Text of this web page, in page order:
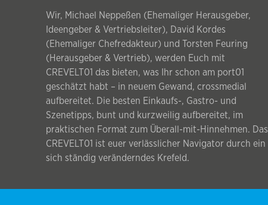
Wir, Michael Neppeßen (Ehemaliger Herausgeber,
Ideengeber & Vertriebsleiter), David Kordes
(Ehemaliger Chefredakteur) und Torsten Feuring
(Herausgeber & Vertrieb), werden Euch mit
CREVELT01 das bieten, was Ihr schon am port01
geschätzt habt – in neuem Gewand, crossmedial
aufbereitet. Die besten Einkaufs-, Gastro- und
Szenetipps, bunt und kurzweilig aufbereitet, im
praktischen Format zum Überall-mit-Hinnehmen. Das
CREVELT01 ist euer verlässlicher Navigator durch ein
sich ständig veränderndes Krefeld.